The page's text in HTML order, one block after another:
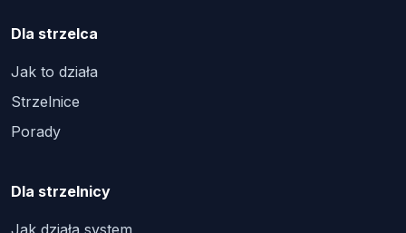
Dla strzelca
Jak to działa
Strzelnice
Porady
Dla strzelnicy
Jak działa system